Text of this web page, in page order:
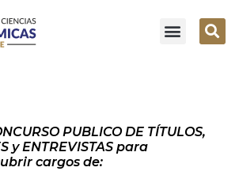
PUBLICO DE TÍTULOS,
y ENTREVISTAS para
cargos de: